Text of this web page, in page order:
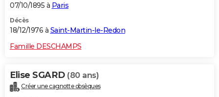
07/10/1895 à Paris
Décès
18/12/1976 à Saint-Martin-le-Redon
Famille DESCHAMPS
Elise SGARD (80 ans)
Créer une cagnotte obsèques